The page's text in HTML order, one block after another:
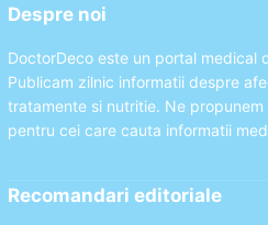
Despre noi
DoctorDeco este un portal medical
Publicam zilnic informatii despre
tratamente si nutritie. Ne
pentru cei care cauta informatii
Recomandari editoriale